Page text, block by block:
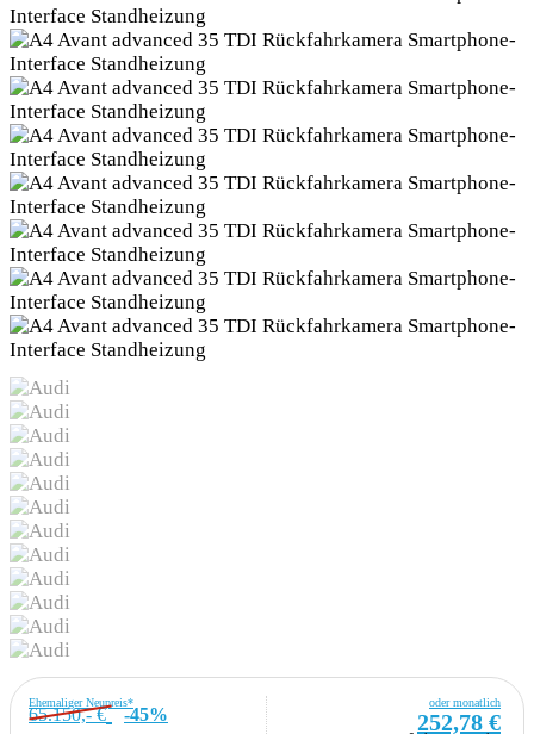
Ehemaliger Neupreis*
65.150,- € -45%
oder monatlich
252,78 €